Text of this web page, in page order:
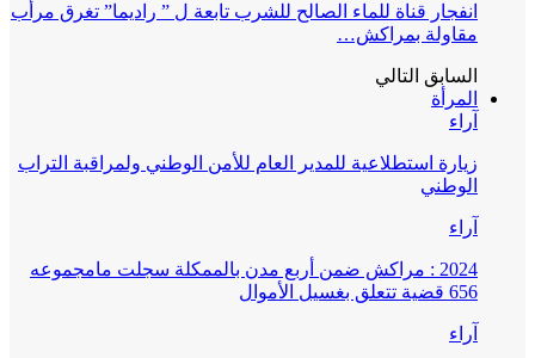
انفجار قناة للماء الصالح للشرب تابعة ل ” راديما” تغرق مرأب
مقاولة بمراكش…
السابق التالي
المرأة
آراء
زيارة استطلاعية للمدير العام للأمن الوطني ولمراقبة التراب
الوطني
آراء
2024 : مراكش ضمن أربع مدن بالممكلة سجلت مامجموعه
656 قضية تتعلق بغسيل الأموال
آراء